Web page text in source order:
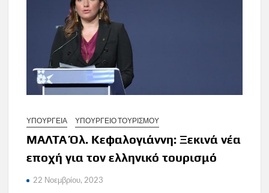
ΥΠΟΥΡΓΕΙΑ ΥΠΟΥΡΓΕΙΟ ΤΟΥΡΙΣΜΟΥ
ΜΑΛΤΑ Όλ. Κεφαλογιάννη: Ξεκινά νέα
εποχή για τον ελληνικό τουρισμό
22 Νοεμβρίου, 2023